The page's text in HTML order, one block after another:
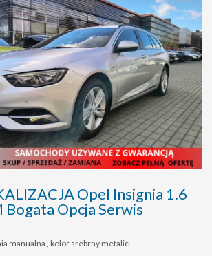
Opel Insignia 1.6
Opcja Serwis
manualna , kolor srebrny metalic